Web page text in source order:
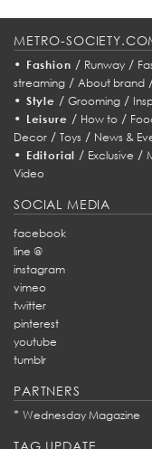
METRO-
• Fashion / Runway/
streaming / About brand
• Style / Grooming/
• Leisure / How to/
Decor / Toys / News &
• Editorial / Exclusive /
Video
SOCIAL MEDIA
facebook
line @
instagram
vimeo
twitter
pinterest
youtube
tumblr
PARTNERS
* Wednesday Magazine
TAG UPDATE